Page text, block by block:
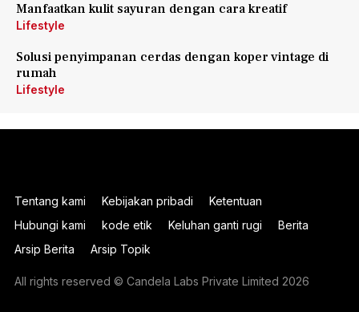
Manfaatkan kulit sayuran dengan cara kreatif
Lifestyle
Solusi penyimpanan cerdas dengan koper vintage di
rumah
Lifestyle
Tentang kami Kebijakan pribadi
Ketentuan
Hubungi kami
kode etik Keluhan ganti rugi
Berita
Arsip Berita
Arsip Topik
All rights reserved © Candela Labs Private Limited 2026